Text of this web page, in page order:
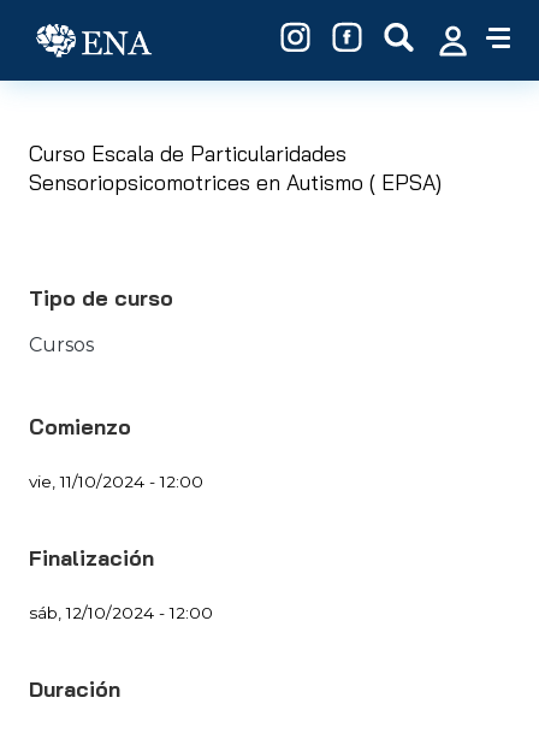
Curso Escala de Particularidades
Sensoriopsicomotrices en Autismo ( EPSA)
Tipo de curso
Cursos
Comienzo
vie, 11/10/2024 - 12:00
Finalización
sáb, 12/10/2024 - 12:00
Duración